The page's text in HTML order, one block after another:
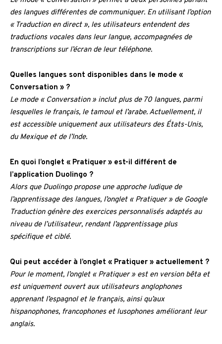
des langues différentes de communiquer. En utilisant l’option
« Traduction en direct », les utilisateurs entendent des
traductions vocales dans leur langue, accompagnées de
transcriptions sur l’écran de leur téléphone.
Quelles langues sont disponibles dans le mode «
Conversation » ?
Le mode « Conversation » inclut plus de 70 langues, parmi
lesquelles le français, le tamoul et l’arabe. Actuellement, il
est accessible uniquement aux utilisateurs des États-Unis,
du Mexique et de l’Inde.
En quoi l’onglet « Pratiquer » est-il différent de
l’application Duolingo ?
Alors que Duolingo propose une approche ludique de
l’apprentissage des langues, l’onglet « Pratiquer » de Google
Traduction génère des exercices personnalisés adaptés au
niveau de l’utilisateur, rendant l’apprentissage plus
spécifique et ciblé.
Qui peut accéder à l’onglet « Pratiquer » actuellement ?
Pour le moment, l’onglet « Pratiquer » est en version bêta et
est uniquement ouvert aux utilisateurs anglophones
apprenant l’espagnol et le français, ainsi qu’aux
hispanophones, francophones et lusophones améliorant leur
anglais.